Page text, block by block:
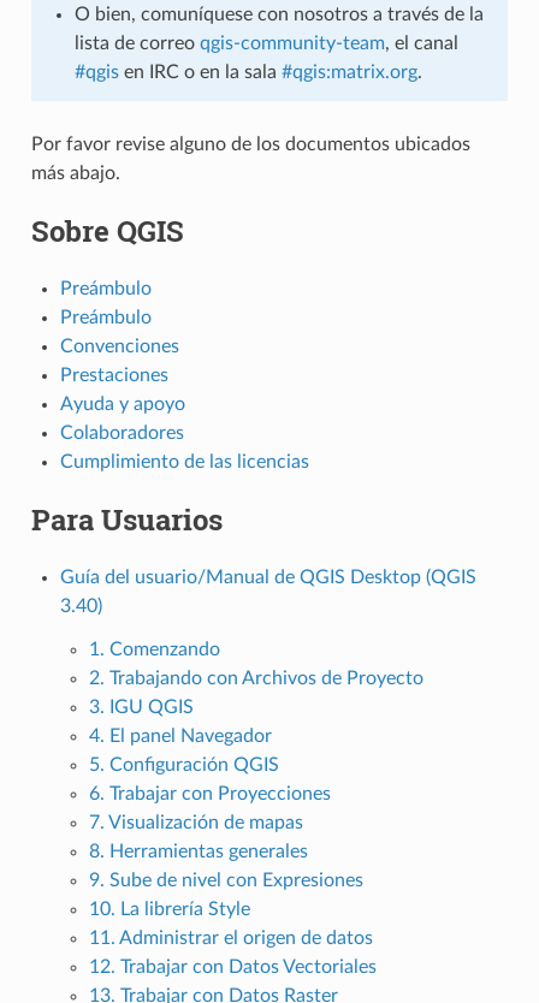
O bien, comuníquese con nosotros a través de la
lista de correo qgis-community-team, el canal
#qgisen IRC o en la sala #qgis:matrix.org.
Por favor revise alguno de los documentos ubicados
más abajo.
Sobre QGIS
Preámbulo
Preámbulo
Convenciones
Prestaciones
Ayuda y apoyo
Colaboradores
Cumplimiento de las licencias
Para Usuarios
Guía del usuario/Manual de QGIS Desktop (QGIS
3.40)
1. Comenzando
2. Trabajando con Archivos de Proyecto
3. IGU QGIS
4. El panel Navegador
5. Configuración QGIS
6. Trabajar con Proyecciones
7. Visualización de mapas
8. Herramientas generales
9. Sube de nivel con Expresiones
10. La librería Style
11. Administrar el origen de datos
12. Trabajar con Datos Vectoriales
13. Trabajar con Datos Raster